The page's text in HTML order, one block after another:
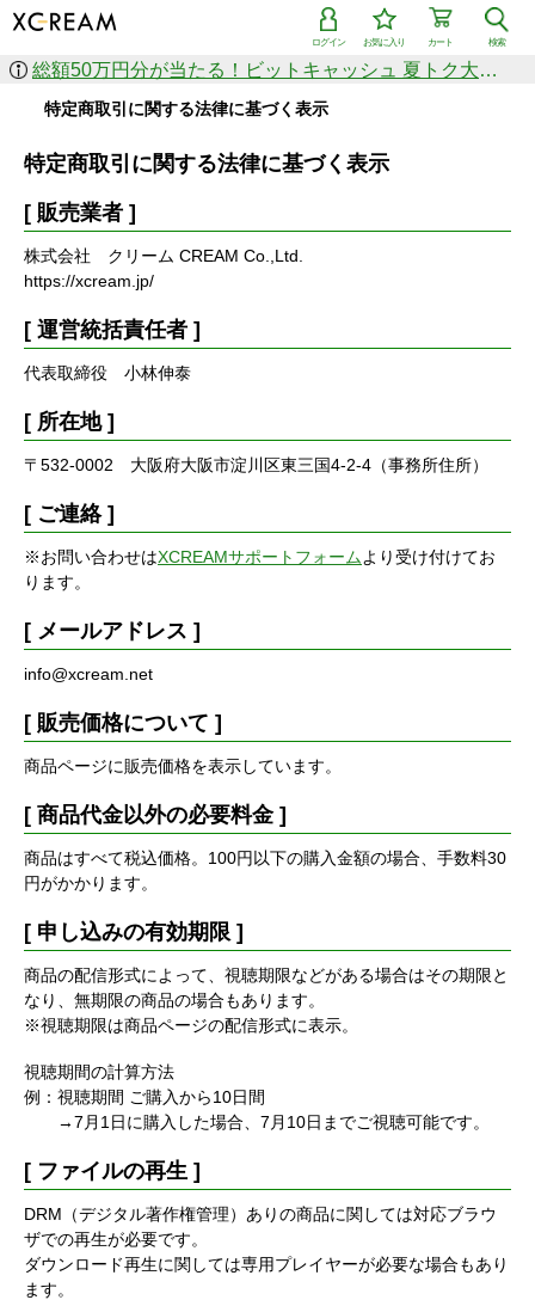
検索
カート
お気に入り
ログイン
総額50万円分が当たる！ビットキャッシュ 夏トク大感謝祭
特定商取引に関する法律に基づく表示
特定商取引に関する法律に基づく表示
[ 販売業者 ]
株式会社 クリーム CREAM Co.,Ltd.
https://xcream.jp/
[ 運営統括責任者 ]
代表取締役 小林伸泰
[ 所在地 ]
〒532-0002 大阪府大阪市淀川区東三国4-2-4（事務所住所）
[ ご連絡 ]
※お問い合わせはXCREAMサポートフォーム より受け付けてお
ります。
[ メールアドレス ]
info@xcream.net
[ 販売価格について ]
商品ページに販売価格を表示しています。
[ 商品代金以外の必要料金 ]
商品はすべて税込価格。100円以下の購入金額の場合、手数料30
円がかかります。
[ 申し込みの有効期限 ]
商品の配信形式によって、視聴期限などがある場合はその期限と
なり、無期限の商品の場合もあります。
※視聴期限は商品ページの配信形式に表示。
視聴期間の計算方法
例：視聴期間 ご購入から10日間
→7月1日に購入した場合、7月10日までご視聴可能です。
[ ファイルの再生 ]
DRM（デジタル著作権管理）ありの商品に関しては対応ブラウ
ザでの再生が必要です。
ダウンロード再生に関しては専用プレイヤーが必要な場合もあり
ます。